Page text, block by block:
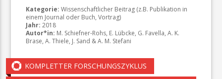
Kategorie: Wissenschaftlicher Beitrag (z.B. Publikation in
einem Journal oder Buch, Vortrag)
Jahr: 2018
Autor*in: M. Schiefner-Rohs, E. Lübcke, G. Favella, A. K.
Brase, A. Thiele, J. Sand & A. M. Stefani
KOMPLETTER FORSCHUNGSZYKLUS